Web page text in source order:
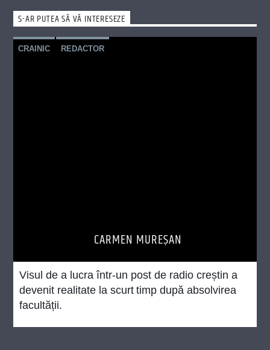
S-AR PUTEA SĂ VĂ INTERESEZE
CRAINIC REDACTOR
CARMEN MUREŞAN
Visul de a lucra într-un post de radio creștin a
devenit realitate la scurt timp după absolvirea
facultății.